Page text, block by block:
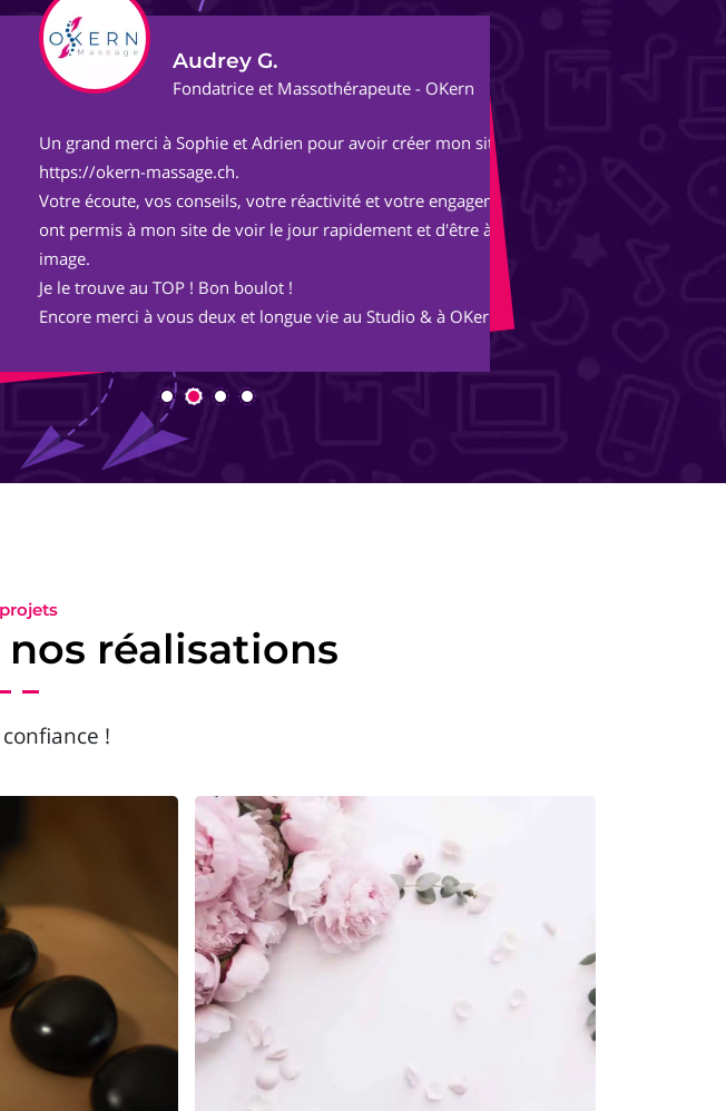
Audrey G.
Fondatrice et Massothérapeute - OKern
merci à Sophie et Adrien pour avoir créer mon site
massage.ch.
vos conseils, votre réactivité et votre engagement
à mon site de voir le jour rapidement et d'être à mon
au TOP ! Bon boulot !
à vous deux et longue vie au Studio & à OKern :-)
réalisations
!